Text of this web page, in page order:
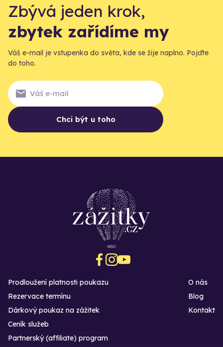
Zbývá jeden krok,
zbytek zařídíme my
Váš e-mail je vstupenka do světa, kde se žije naplno. Pojďte
do toho.
Chci být u toho
Prodloužení platnosti poukazu
Rezervace termínu
Dárkový poukaz na zážitek
O nás
Blog
Kontakt
Ceník služeb
Partnerský (affiliate) program